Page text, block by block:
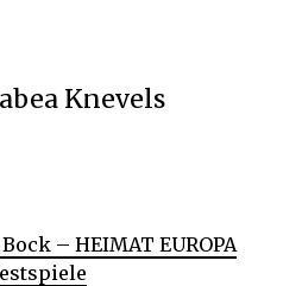
Knevels
– HEIMAT EUROPA